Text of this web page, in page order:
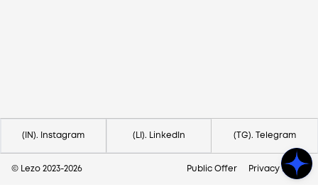
(IN). Instagram (LI). LinkedIn (TG). Telegram
© Lezo 2023-2026 Public Offer Privacy Policy